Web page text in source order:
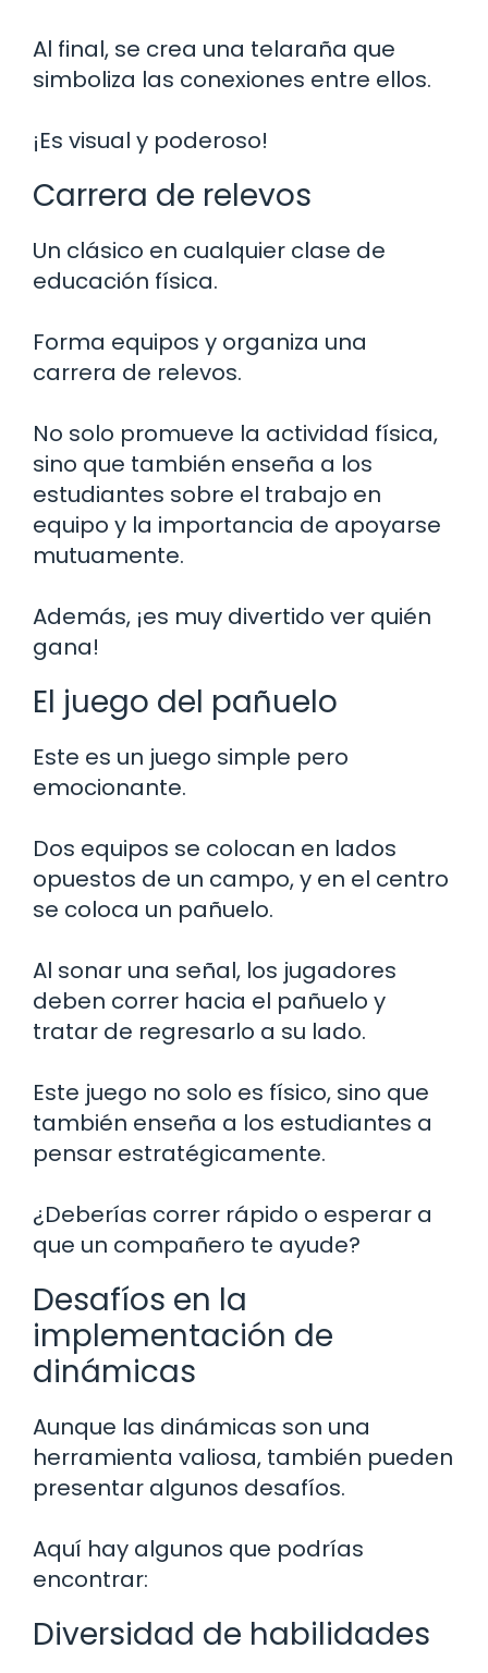
Al final, se crea una telaraña que
simboliza las conexiones entre ellos.
¡Es visual y poderoso!
Carrera de relevos
Un clásico en cualquier clase de
educación física.
Forma equipos y organiza una
carrera de relevos.
No solo promueve la actividad física,
sino que también enseña a los
estudiantes sobre el trabajo en
equipo y la importancia de apoyarse
mutuamente.
Además, ¡es muy divertido ver quién
gana!
El juego del pañuelo
Este es un juego simple pero
emocionante.
Dos equipos se colocan en lados
opuestos de un campo, y en el centro
se coloca un pañuelo.
Al sonar una señal, los jugadores
deben correr hacia el pañuelo y
tratar de regresarlo a su lado.
Este juego no solo es físico, sino que
también enseña a los estudiantes a
pensar estratégicamente.
¿Deberías correr rápido o esperar a
que un compañero te ayude?
Desafíos en la
implementación de
dinámicas
Aunque las dinámicas son una
herramienta valiosa, también pueden
presentar algunos desafíos.
Aquí hay algunos que podrías
encontrar:
Diversidad de habilidades